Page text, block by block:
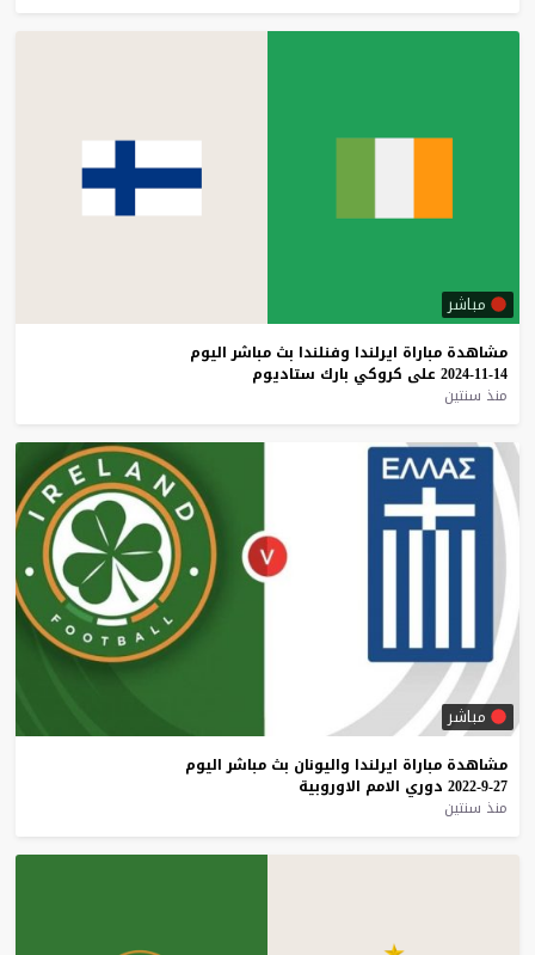
مباشر
مشاهدة مباراة ايرلندا وفنلندا بث مباشر اليوم
14-11-2024
على كروكي بارك ستاديوم
منذ سنتين
مباشر
مشاهدة مباراة ايرلندا واليونان بث مباشر اليوم
27-9-2022
دوري الامم الاوروبية
منذ سنتين